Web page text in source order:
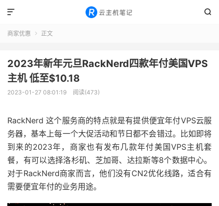


商家优惠  正文
2023年新年元旦RackNerd四款年付美国VPS
主机 低至$10.18
2023-01-27 08:01:19 阅读(473)
RackNerd 这个服务商的特点就是有提供便宜年付VPS云服
务器，基本上每一个大促活动和节日都不会错过。比如即将
到来的2023年，商家也有发布几款年付美国VPS主机套
餐，有可以选择洛杉矶、芝加哥、达拉斯等8个数据中心。
对于RackNerd商家而言，他们没有CN2优化线路，适合有
需要便宜年付的业务用途。